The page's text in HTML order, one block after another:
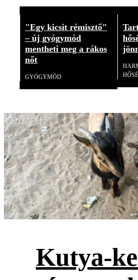
"Egy kicsit rémisztő"
– új gyógymód
mentheti meg a rákos
nőt
GYÓGYMÓD
Kutya-